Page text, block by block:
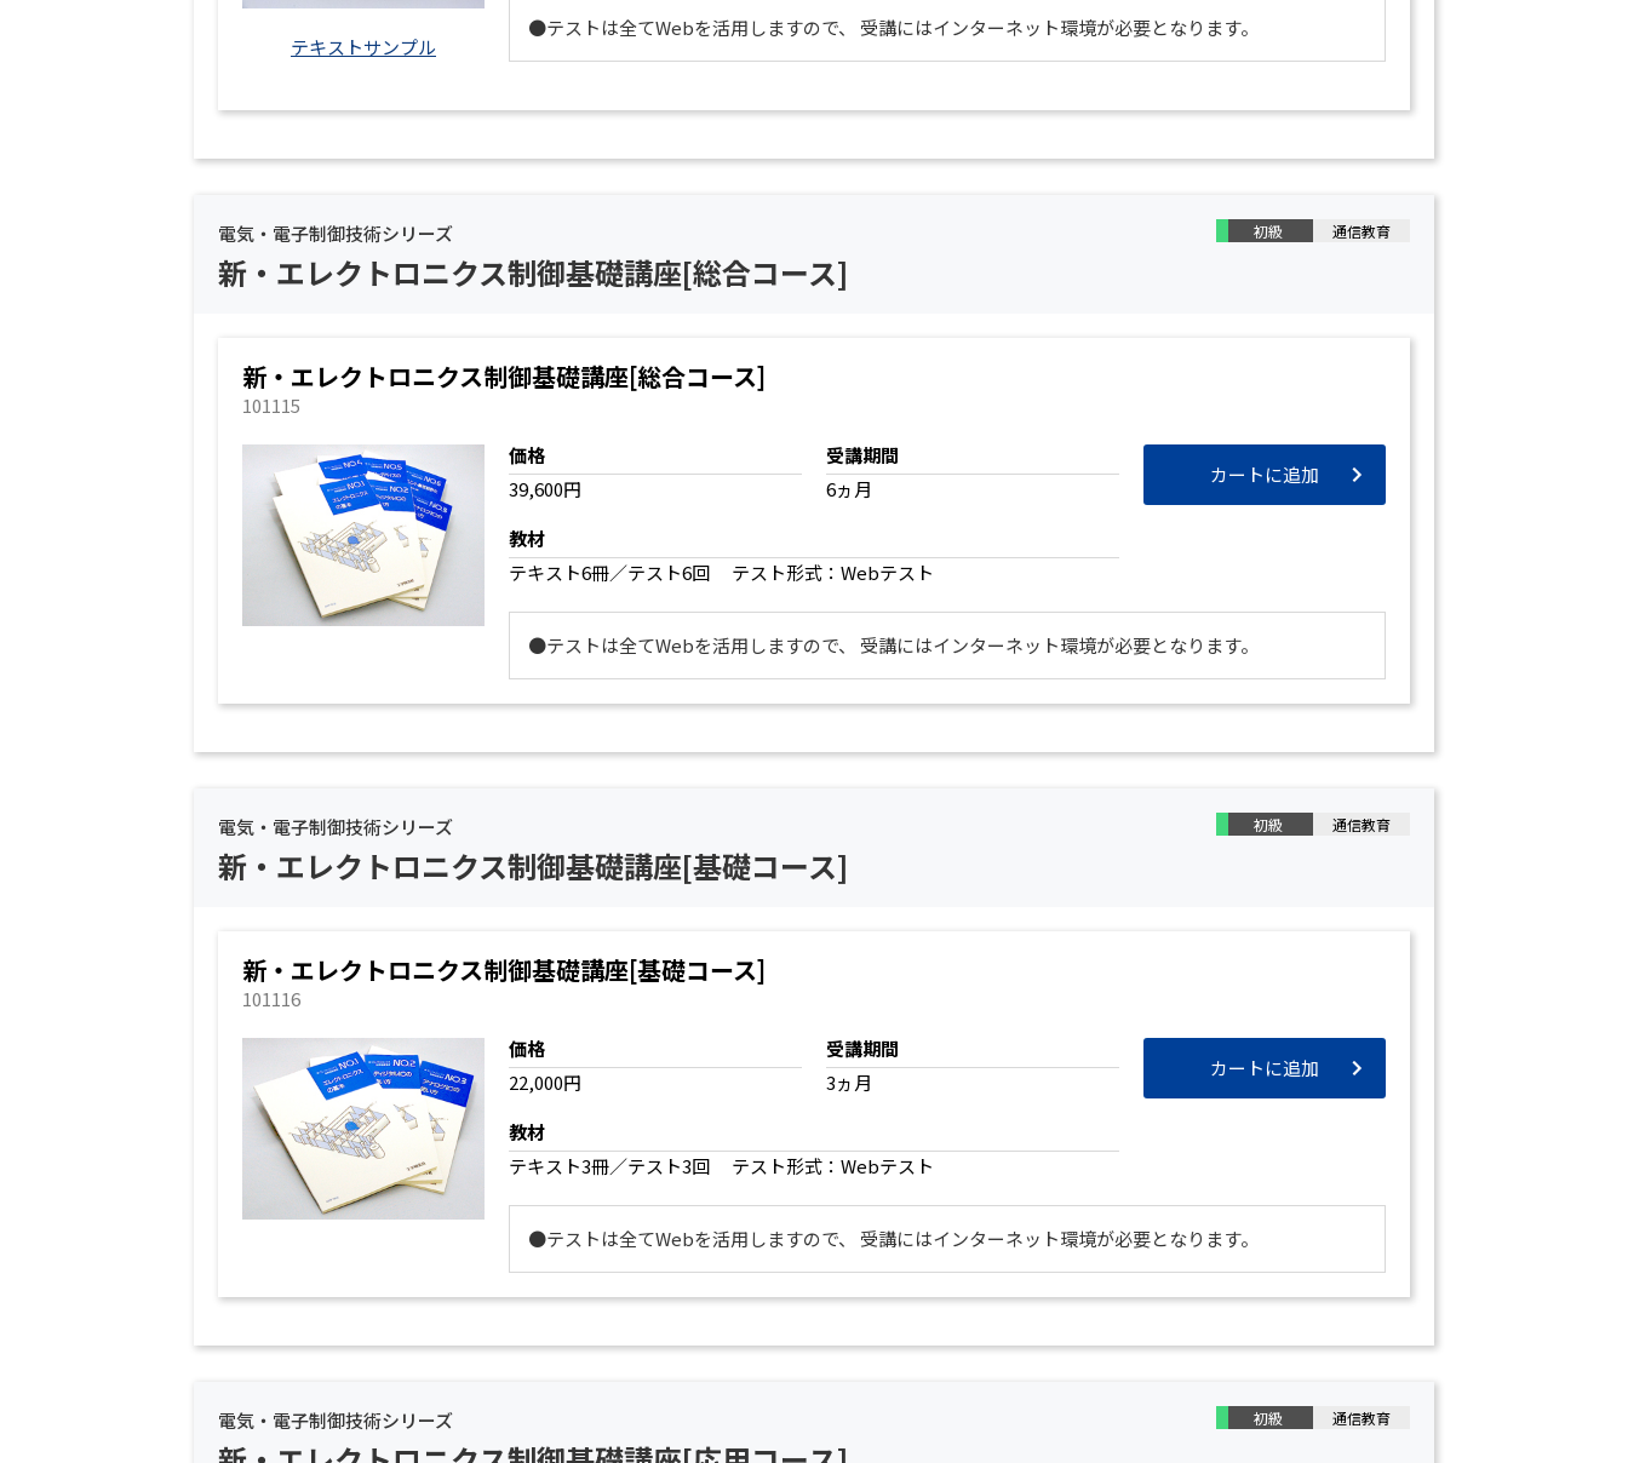
テキストサンプル
●テストは全てWebを活用しますので、 受講にはインターネット環境が必要となります。
電気・電子制御技術シリーズ 初級 通信教育
新・エレクトロニクス制御基礎講座[総合コース]
新・エレクトロニクス制御基礎講座[総合コース]
101115
価格
39,600円
受講期間
6ヵ月
教材
テキスト6冊／テスト6回 テスト形式：Webテスト
カートに追加
●テストは全てWebを活用しますので、 受講にはインターネット環境が必要となります。
電気・電子制御技術シリーズ 初級 通信教育
新・エレクトロニクス制御基礎講座[基礎コース]
新・エレクトロニクス制御基礎講座[基礎コース]
101116
価格
22,000円
受講期間
3ヵ月
教材
テキスト3冊／テスト3回 テスト形式：Webテスト
カートに追加
●テストは全てWebを活用しますので、 受講にはインターネット環境が必要となります。
電気・電子制御技術シリーズ 初級 通信教育